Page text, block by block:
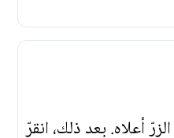
أعلاه. بعد ذلك، انقرّ